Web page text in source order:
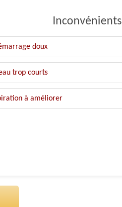
Inconvénients
doux
trop courts
à améliorer